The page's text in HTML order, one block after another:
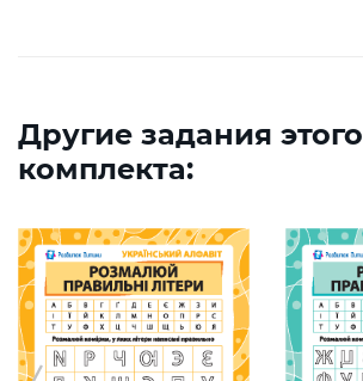
Другие задания этого
комплекта: